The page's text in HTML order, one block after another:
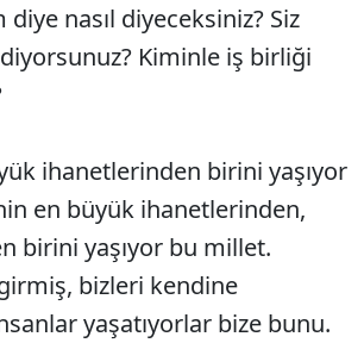
nasıl diyeceksiniz? Siz
Kiminle iş birliği
ihanetlerinden birini yaşıyor
en büyük ihanetlerinden,
birini yaşıyor bu millet.
girmiş, bizleri kendine
yaşatıyorlar bize bunu.